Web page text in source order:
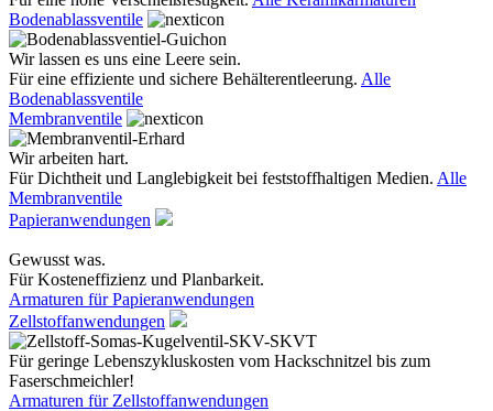
Bodenablassventile
Wir lassen es uns eine Leere sein.
Für eine effiziente und sichere Behälterentleerung. Alle
Bodenablassventile
Membranventile
Wir arbeiten hart.
Für Dichtheit und Langlebigkeit bei feststoffhaltigen Medien. Alle
Membranventile
Papieranwendungen
Gewusst was.
Für Kosteneffizienz und Planbarkeit.
Armaturen für Papieranwendungen
Zellstoffanwendungen
Für geringe Lebenszykluskosten vom Hackschnitzel bis zum
Faserschmeichler!
Armaturen für Zellstoffanwendungen